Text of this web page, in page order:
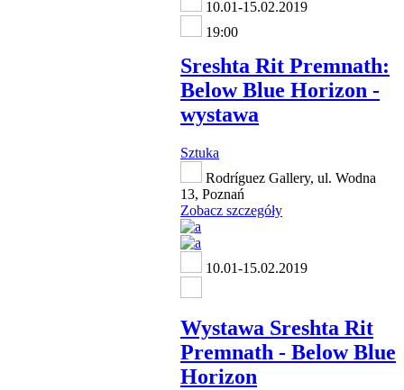
10.01-15.02.2019
19:00
Sreshta Rit Premnath:
Below Blue Horizon -
wystawa
Sztuka
Rodríguez Gallery, ul. Wodna
13, Poznań
Zobacz szczegóły
10.01-15.02.2019
Wystawa Sreshta Rit
Premnath - Below Blue
Horizon